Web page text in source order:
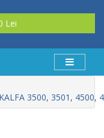
0 produs(e) - 0,00 Lei
3500, 3501,